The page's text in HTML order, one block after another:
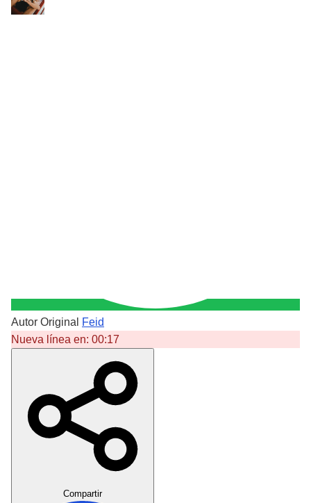
Autor Original
Feid
Nueva línea en: 00:17
Compartir